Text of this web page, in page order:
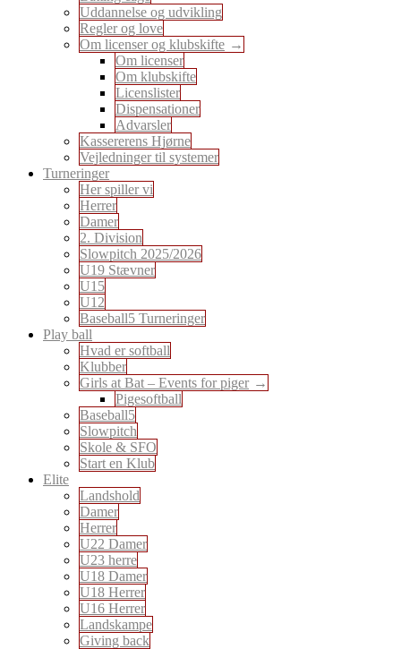
Uddannelse og udvikling
Regler og love
Om licenser og klubskifte
Om licenser
Om klubskifte
Licenslister
Dispensationer
Advarsler
Kassererens Hjørne
Vejledninger til systemer
Turneringer
Her spiller vi
Herrer
Damer
2. Division
Slowpitch 2025/2026
U19 Stævner
U15
U12
Baseball5 Turneringer
Play ball
Hvad er softball
Klubber
Girls at Bat – Events for piger
Pigesoftball
Baseball5
Slowpitch
Skole & SFO
Start en Klub
Elite
Landshold
Damer
Herrer
U22 Damer
U23 herre
U18 Damer
U18 Herrer
U16 Herrer
Landskampe
Giving back